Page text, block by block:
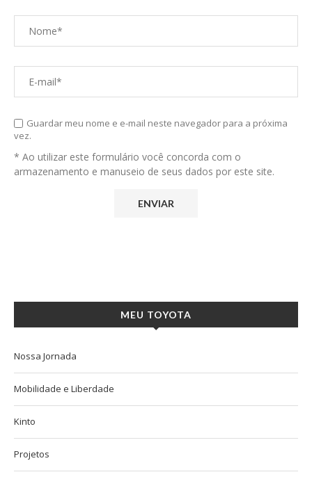
Guardar meu nome e e-mail neste navegador para a próxima
vez.
* Ao utilizar este formulário você concorda com o
armazenamento e manuseio de seus dados por este site.
MEU TOYOTA
Nossa Jornada
Mobilidade e Liberdade
Kinto
Projetos